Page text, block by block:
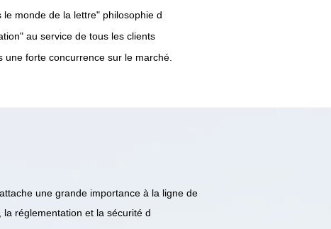
monde de la lettre" philosophie d
au service de tous les clients
forte concurrence sur le marché.
une grande importance à la ligne de
réglementation et la sécurité d